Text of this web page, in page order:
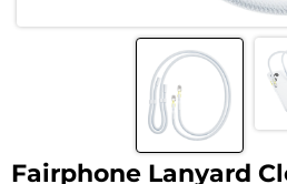
Fairphone Lanyard